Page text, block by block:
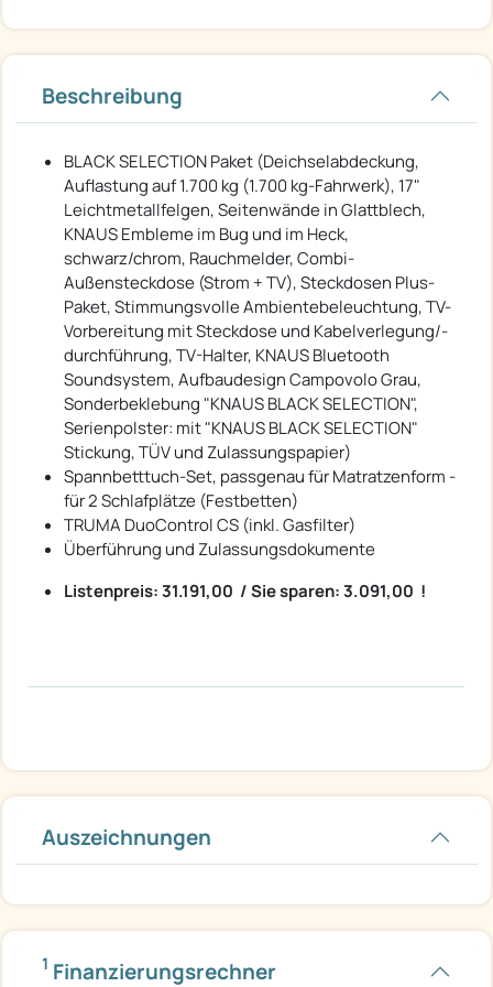
Beschreibung
BLACK SELECTION Paket (Deichselabdeckung,
Auflastung auf 1.700 kg (1.700 kg-Fahrwerk), 17"
Leichtmetallfelgen, Seitenwände in Glattblech,
KNAUS Embleme im Bug und im Heck,
schwarz/chrom, Rauchmelder, Combi-
Außensteckdose (Strom + TV), Steckdosen Plus-
Paket, Stimmungsvolle Ambientebeleuchtung, TV-
Vorbereitung mit Steckdose und Kabelverlegung/-
durchführung, TV-Halter, KNAUS Bluetooth
Soundsystem, Aufbaudesign Campovolo Grau,
Sonderbeklebung "KNAUS BLACK SELECTION",
Serienpolster: mit "KNAUS BLACK SELECTION"
Stickung, TÜV und Zulassungspapier)
Spannbetttuch-Set, passgenau für Matratzenform -
für 2 Schlafplätze (Festbetten)
TRUMA DuoControl CS (inkl. Gasfilter)
Überführung und Zulassungsdokumente
Listenpreis: 31.191,00  / Sie sparen: 3.091,00  !
Auszeichnungen
1 Finanzierungsrechner